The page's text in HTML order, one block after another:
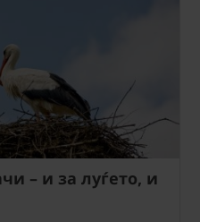
– и за луѓето, и